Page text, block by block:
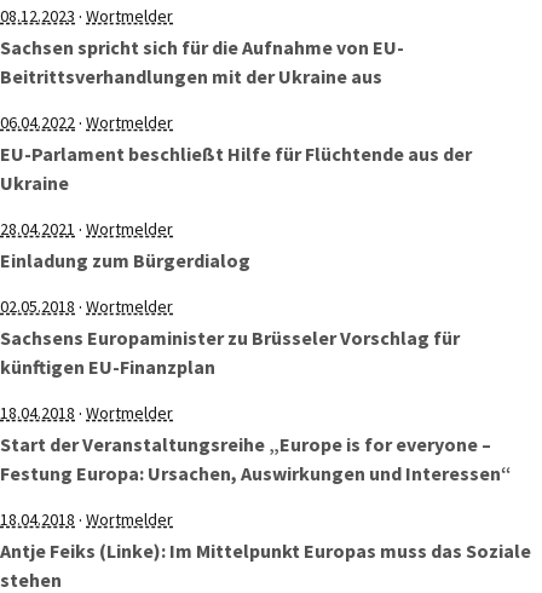
08.12.2023 · Wortmelder
Sachsen spricht sich für die Aufnahme von EU-
Beitrittsverhandlungen mit der Ukraine aus
06.04.2022· Wortmelder
EU-Parlament beschließt Hilfe für Flüchtende aus der
Ukraine
28.04.2021 · Wortmelder
Einladung zum Bürgerdialog
02.05.2018 · Wortmelder
Sachsens Europaminister zu Brüsseler Vorschlag für
künftigen EU-Finanzplan
18.04.2018 · Wortmelder
Start der Veranstaltungsreihe „Europe is for everyone –
Festung Europa: Ursachen, Auswirkungen und Interessen“
18.04.2018 · Wortmelder
Antje Feiks (Linke): Im Mittelpunkt Europas muss das Soziale
stehen